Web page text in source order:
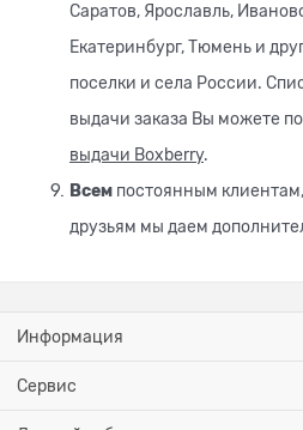
Саратов, Ярославль,
Екатеринбург, Тюмень и
поселки и села России.
выдачи заказа Вы можете
выдачи Boxberry.
Всем постоянным
друзьям мы даем
Информация
Сервис